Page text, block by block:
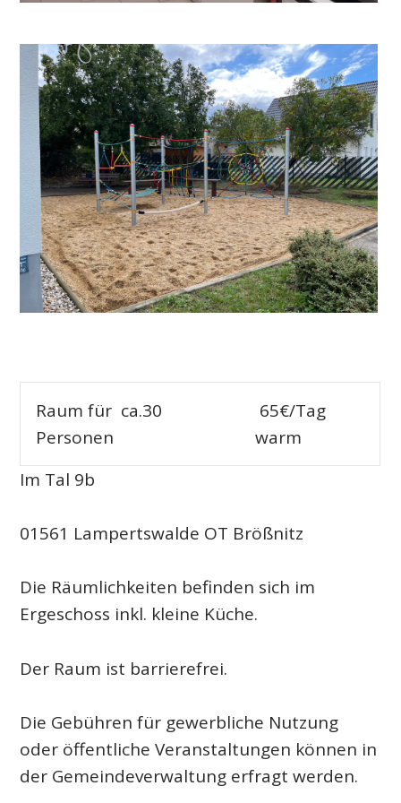
Raum für ca.30
Personen
65€/Tag
warm
Im Tal 9b
01561 Lampertswalde OT Brößnitz
Die Räumlichkeiten befinden sich im
Ergeschoss inkl. kleine Küche.
Der Raum ist barrierefrei.
Die Gebühren für gewerbliche Nutzung
oder öffentliche Veranstaltungen können in
der Gemeindeverwaltung erfragt werden.